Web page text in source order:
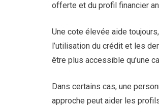
offerte et du profil financier
Une cote élevée aide
l’utilisation du crédit et les
être plus accessible qu’une
Dans certains cas, une
approche peut aider les